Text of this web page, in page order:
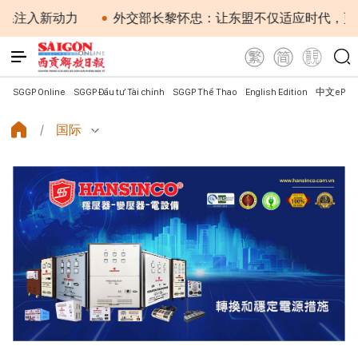
新动力 外交部长黎怀忠：让东盟不仅适应时代，更主
SGGP Online SGGP Đầu tư Tài chính SGGP Thể Thao English Edition 中文
国际